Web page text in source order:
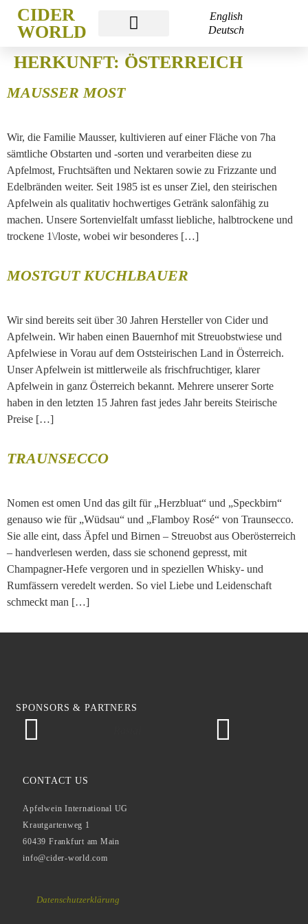
CIDER
WORLD
English
Deutsch
HERKUNFT: ÖSTERREICH
MAUSSER MOST
Wir, die Familie Mausser, kultivieren auf einer Fläche von 7ha
sämtliche Obstarten und -sorten und verarbeiten diese zu
Apfelmost, Fruchtsäften und Nektaren sowie zu Frizzante und
Edelbränden weiter. Seit 1985 ist es unser Ziel, den steirischen
Apfelwein als qualitativ hochwertiges Getränk salonfähig zu
machen. Unsere Sortenvielfalt umfasst liebliche, halbtrockene und
trockene 1\/loste, wobei wir besonderes […]
MOSTGUT KUCHLBAUER
Wir sind bereits seit über 30 Jahren Hersteller von Cider und
Apfelwein. Wir haben einen Bauernhof mit Streuobstwiese und
Apfelwiese in Vorau auf dem Oststeirischen Land in Österreich.
Unser Apfelwein ist mittlerweile als frischfruchtiger, klarer
Apfelwein in ganz Österreich bekannt. Mehrere unserer Sorte
haben in den letzten 15 Jahren fast jedes Jahr bereits Steirische
Preise […]
TRAUNSECCO
Nomen est omen Und das gilt für „Herzbluat“ und „Speckbirn“
genauso wie für „Wüdsau“ und „Flamboy Rosé“ von Traunsecco.
Sie alle eint, dass Äpfel und Birnen – Streuobst aus Oberösterreich
– handverlesen werden, dass sie schonend gepresst, mit
Champagner-Hefe vergoren und in speziellen Whisky- und
Rumfässern veredelt werden. So viel Liebe und Leidenschaft
schmeckt man […]
SPONSORS & PARTNERS
CONTACT US
Apfelwein International UG
Krautgartenweg 1
60439 Frankfurt am Main
info@cider-world.com
Datenschutzerklärung